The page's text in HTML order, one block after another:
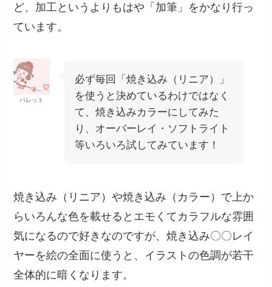
ど、加工というよりもはや「加筆」をかなり行っ
ています。
パレット
必ず毎回「焼き込み（リニア）」
を使うと決めているわけではなく
て、焼き込みカラーにしてみた
り、オーバーレイ・ソフトライト
等いろいろ試してみています！
焼き込み（リニア）や焼き込み（カラー）で上か
らいろんな色を載せるとエモくてカラフルな雰囲
気になるので好きなのですが、焼き込み〇〇レイ
ヤーを絵の全面に使うと、イラストの色調が若干
全体的に暗くなります。